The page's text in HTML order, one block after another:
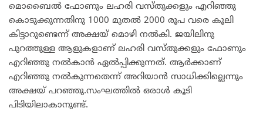
മൊബൈൽ ഫോണും ലഹരി വസ്തുക്കളും എറിഞ്ഞു
കൊടുക്കുന്നതിനു 1000 മുതൽ 2000 രൂപ വരെ കൂലി
കിട്ടാറുണ്ടെന്ന് അക്ഷയ് മൊഴി നൽകി. ജയിലിനു
പുറത്തുള്ള ആളുകളാണ് ലഹരി വസ്തുക്കളും ഫോണും
എറിഞ്ഞു നൽകാൻ ഏൽപ്പിക്കുന്നത്. ആർക്കാണ്
എറിഞ്ഞു നൽകുന്നതെന്ന് അറിയാൻ സാധിക്കില്ലെന്നും
അക്ഷയ് പറഞ്ഞു.സംഘത്തിൽ ഒരാൾ കൂടി
പിടിയിലാകാനുണ്ട്.